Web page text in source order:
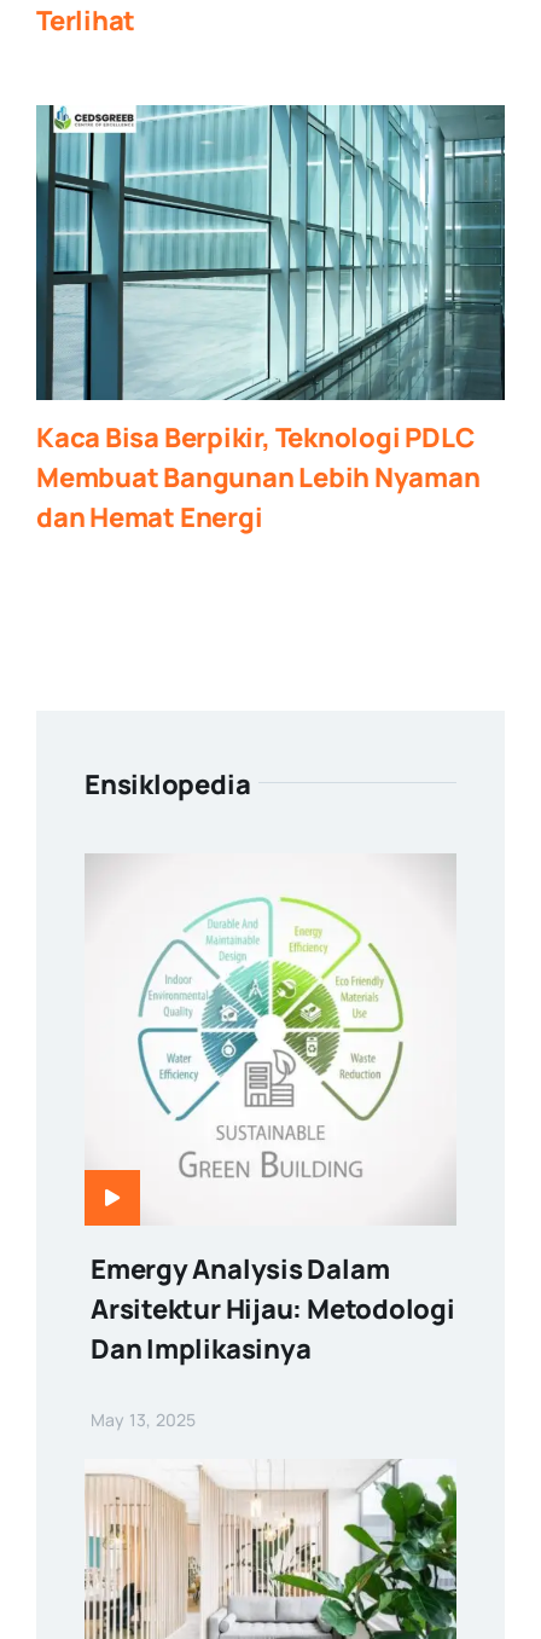
Terlihat
Kaca Bisa Berpikir, Teknologi PDLC
Membuat Bangunan Lebih Nyaman
dan Hemat Energi
Ensiklopedia
Emergy Analysis Dalam
Arsitektur Hijau: Metodologi
Dan Implikasinya
May 13, 2025